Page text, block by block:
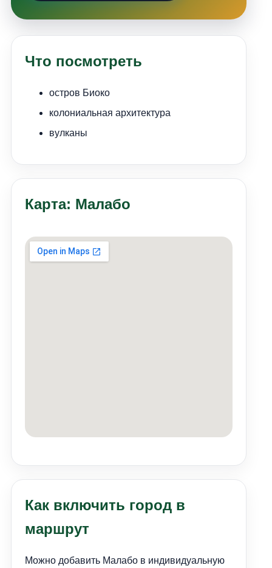
Что посмотреть
остров Биоко
колониальная архитектура
вулканы
Карта: Малабо
Как включить город в
маршрут
Можно добавить Малабо в индивидуальную